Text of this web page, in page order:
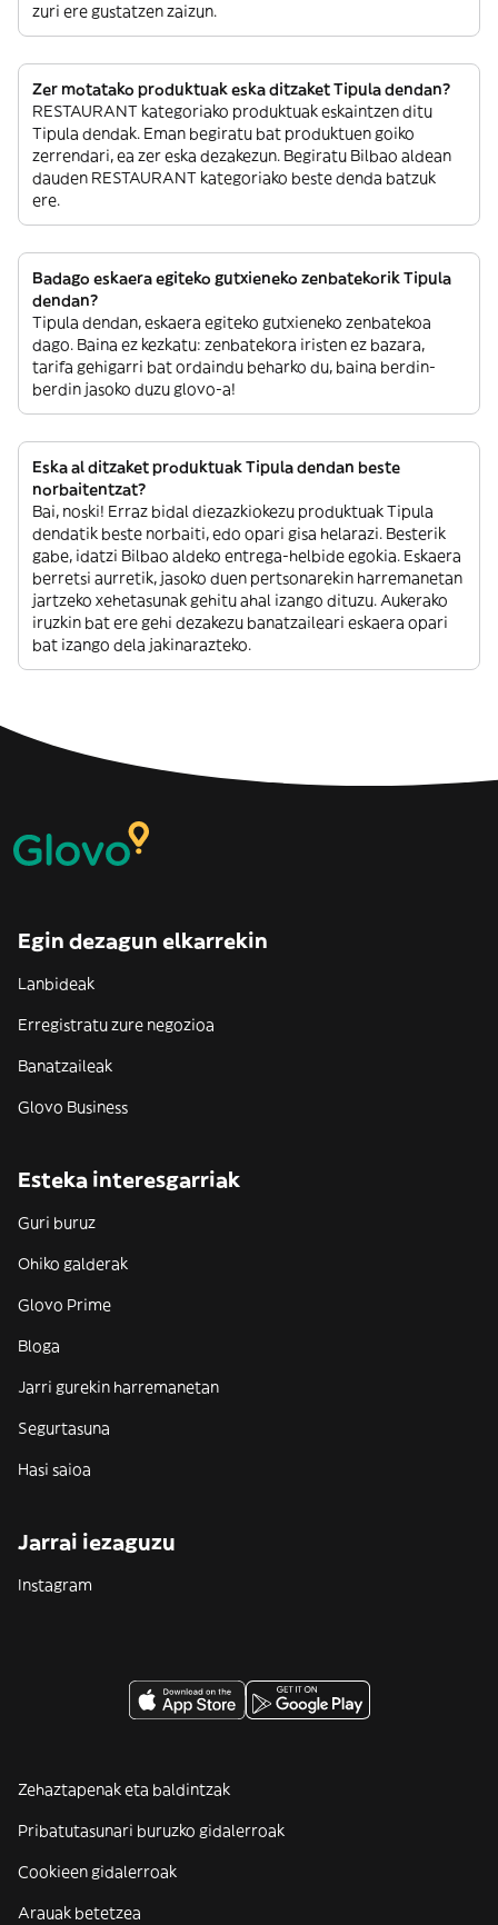
zuri ere gustatzen zaizun.
Zer motatako produktuak eska ditzaket Tipula dendan?
RESTAURANT kategoriako produktuak eskaintzen ditu
Tipula dendak. Eman begiratu bat produktuen goiko
zerrendari, ea zer eska dezakezun. Begiratu Bilbao aldean
dauden RESTAURANT kategoriako beste denda batzuk
ere.
Badago eskaera egiteko gutxieneko zenbatekorik Tipula
dendan?
Tipula dendan, eskaera egiteko gutxieneko zenbatekoa
dago. Baina ez kezkatu: zenbatekora iristen ez bazara,
tarifa gehigarri bat ordaindu beharko du, baina berdin-
berdin jasoko duzu glovo-a!
Eska al ditzaket produktuak Tipula dendan beste
norbaitentzat?
Bai, noski! Erraz bidal diezazkiokezu produktuak Tipula
dendatik beste norbaiti, edo opari gisa helarazi. Besterik
gabe, idatzi Bilbao aldeko entrega-helbide egokia. Eskaera
berretsi aurretik, jasoko duen pertsonarekin harremanetan
jartzeko xehetasunak gehitu ahal izango dituzu. Aukerako
iruzkin bat ere gehi dezakezu banatzaileari eskaera opari
bat izango dela jakinarazteko.
Egin dezagun elkarrekin
Lanbideak
Erregistratu zure negozioa
Banatzaileak
Glovo Business
Esteka interesgarriak
Guri buruz
Ohiko galderak
Glovo Prime
Bloga
Jarri gurekin harremanetan
Segurtasuna
Hasi saioa
Jarrai iezaguzu
Instagram
Zehaztapenak eta baldintzak
Pribatutasunari buruzko gidalerroak
Cookieen gidalerroak
Arauak betetzea